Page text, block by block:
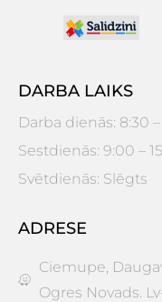
DARBA LAIKS
Darba dienās: 8:30 –
Sestdienās: 9:00 –
Svētdienās: Slēgts
ADRESE
Ciemupe,
Ogres Novads.